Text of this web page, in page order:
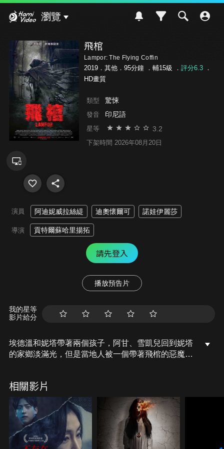
瀏覽
飛棺
Lampor: The Flying Coffin
2019．其他．95分鐘 ． 輔15級 ． 評分6.3．
HD畫質
類型 驚悚
發音 印尼語
星等 3.2
下架時間 2026年08月20日
演員 阿迪妮威拉絲緹 迪奧懷爾可 諾娃伊麗莎
導演 貢特爾蘇哈里揚拓
請先登入
播放預告片
我的星等
影片給分
埃德溫和妮塔帶著兩個孩子，阿甘、雪凱兒回到妮塔
的家鄉淡滿光，但是當地人被一個帶著飛棺的惡魔蘭
尤其是當他們的孩子收到威脅，並成為蘭珀的目標
後，埃德溫開始懷疑妮塔有事瞞著自己。
相關影片